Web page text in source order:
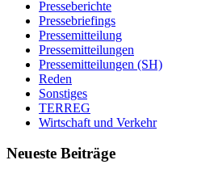
Presseberichte
Pressebriefings
Pressemitteilung
Pressemitteilungen
Pressemitteilungen (SH)
Reden
Sonstiges
TERREG
Wirtschaft und Verkehr
Neueste Beiträge